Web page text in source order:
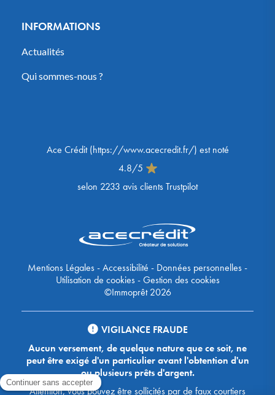
INFORMATIONS
Actualités
Qui sommes-nous ?
Ace Crédit(https://www.acecredit.fr/) est noté
4.8/5
selon 2233 avis clients Trustpilot
Mentions Légales-Accessibilité - Données personnelles-
Utilisation de cookies-Gestion des cookies
©Immoprêt 2026
VIGILANCE FRAUDE
Aucun versement, de quelque nature que ce soit, ne
peut être exigé d'un particulier avant l'obtention d'un
ou plusieurs prêts d'argent.
Attention, vous pouvez être sollicités par de faux courtiers